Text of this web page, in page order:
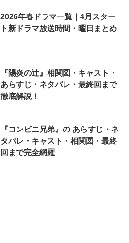
2026年春ドラマ一覧｜4月スター
ト新ドラマ放送時間・曜日まとめ
『陽炎の辻』相関図・キャスト・
あらすじ・ネタバレ・最終回まで
徹底解説！
『コンビニ兄弟』の あらすじ・ネ
タバレ・キャスト・相関図・最終
回まで完全網羅